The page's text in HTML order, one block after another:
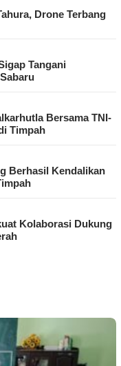
Drone Terbang
Tangani
Bersama TNI-
Timpah
Berhasil Kendalikan
Kolaborasi Dukung